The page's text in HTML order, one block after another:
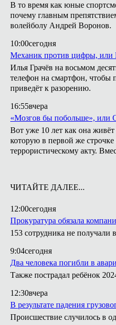
В то время как юные
почему главным
волейболу Андрей Воронов.
10:00сегодня
Механик против цифры, или
Илья Грачёв на восьмом
телефон на смартфон, чтобы
приведёт к разорению.
16:55вчера
«Мозгов бы побольше», или
Вот уже 10 лет как она
которую в первой же строчке
террористическому акту.
ЧИТАЙТЕ ДАЛЕЕ...
12:00сегодня
Прокуратура обязала
153 сотрудника не получали
9:04сегодня
Два человека погибли в
Также пострадал ребёнок
12:30вчера
В результате падения
Происшествие случилось в